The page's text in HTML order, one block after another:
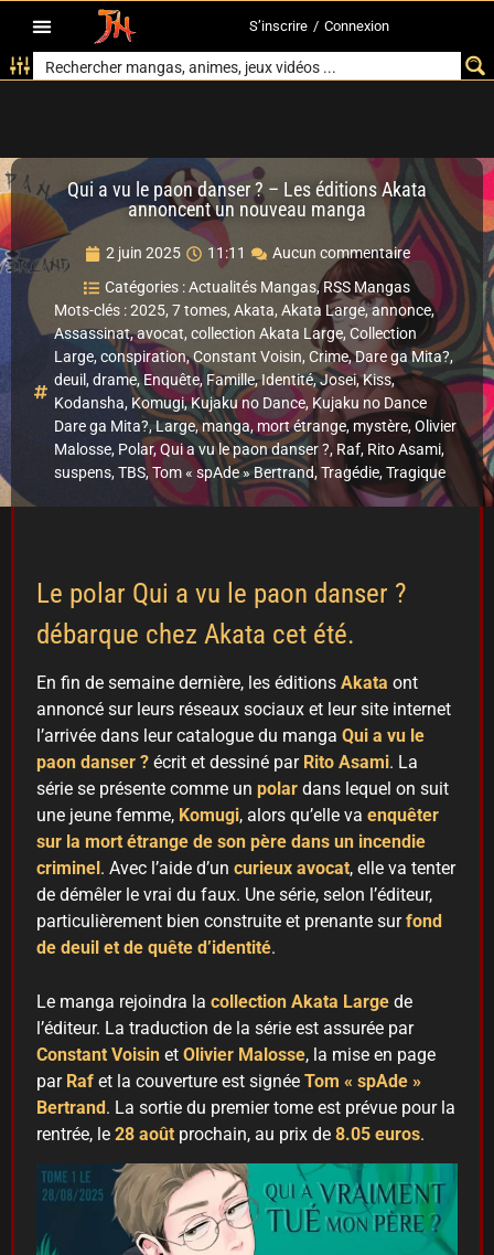
S’inscrire / Connexion
Qui a vu le paon danser ? – Les éditions Akata
annoncent un nouveau manga
2 juin 2025 11:11
Aucun commentaire
Catégories :Actualités Mangas,RSS Mangas
Mots-clés :2025, 7 tomes, Akata, Akata Large,annonce,
Assassinat,avocat, collection Akata Large, Collection
Large,conspiration,Constant Voisin, Crime,Dare ga Mita?,
deuil,drame,Enquête, Famille,Identité,Josei,Kiss,
Kodansha, Komugi,Kujaku no Dance, Kujaku no Dance
Dare ga Mita?,Large,manga, mort étrange, mystère,Olivier
Malosse, Polar,Qui a vu le paon danser ?, Raf, Rito Asami,
suspens,TBS,Tom « spAde » Bertrand,Tragédie,Tragique
Le polar Qui a vu le paon danser ?
débarque chez Akata cet été.
En fin de semaine dernière, les éditions Akata ont
annoncé sur leurs réseaux sociaux et leur site internet
l’arrivée dans leur catalogue du manga Qui a vu le
paon danser ? écrit et dessiné par Rito Asami. La
série se présente comme un polar dans lequel on suit
une jeune femme, Komugi, alors qu’elle va enquêter
sur la mort étrange de son père dans un incendie
criminel . Avec l’aide d’un curieux avocat, elle va tenter
de démêler le vrai du faux. Une série, selon l’éditeur,
particulièrement bien construite et prenante sur fond
de deuil et de quête d’identité.
Le manga rejoindra la collection Akata Large de
l’éditeur. La traduction de la série est assurée par
Constant Voisin et Olivier Malosse, la mise en page
par Raf et la couverture est signée Tom « spAde »
Bertrand. La sortie du premier tome est prévue pour la
rentrée, le 28 août prochain, au prix de 8.05 euros.